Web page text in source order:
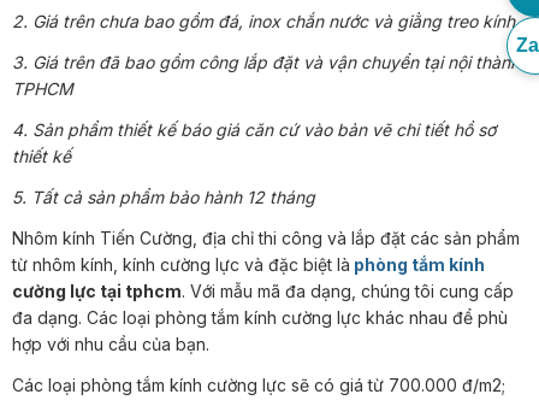
2. Giá trên chưa bao gồm đá, inox chắn nước và giằng treo kính
3. Giá trên đã bao gồm công lắp đặt và vận chuyển tại nội thành
TPHCM
4. Sản phẩm thiết kế báo giá căn cứ vào bản vẽ chi tiết hồ sơ
thiết kế
5. Tất cả sản phẩm bảo hành 12 tháng
Nhôm kính Tiến Cường, địa chỉ thi công và lắp đặt các sản phẩm
từ nhôm kính, kính cường lực và đặc biệt là phòng tắm kính
cường lực tại tphcm. Với mẫu mã đa dạng, chúng tôi cung cấp
đa dạng. Các loại phòng tắm kính cường lực khác nhau để phù
hợp với nhu cầu của bạn.
Các loại phòng tắm kính cường lực sẽ có giá từ 700.000 đ/m2;